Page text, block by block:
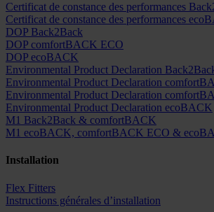
Certificat de constance des performances
Certificat de constance des performances
DOP Back2Back
DOP comfortBACK ECO
DOP ecoBACK
Environmental Product Declaration
Environmental Product Declaration
Environmental Product Declaration
Environmental Product Declaration ecoBACK
M1 Back2Back & comfortBACK
M1 ecoBACK, comfortBACK ECO &
Installation
Flex Fitters
Instructions générales d’installation